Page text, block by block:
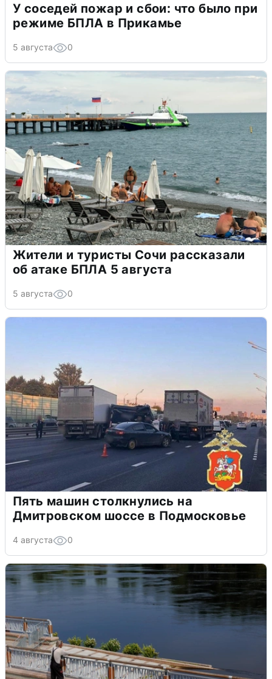
У соседей пожар и сбои: что было при
режиме БПЛА в Прикамье
5 августа 0
Жители и туристы Сочи рассказали
об атаке БПЛА 5 августа
5 августа 0
Пять машин столкнулись на
Дмитровском шоссе в Подмосковье
4 августа 0